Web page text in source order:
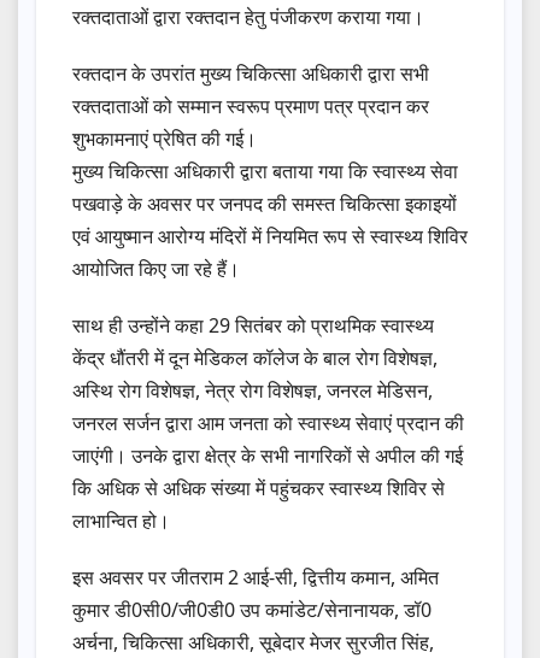
रक्तदाताओं द्वारा रक्तदान हेतु पंजीकरण कराया गया।
रक्तदान के उपरांत मुख्य चिकित्सा अधिकारी द्वारा सभी
रक्तदाताओं को सम्मान स्वरूप प्रमाण पत्र प्रदान कर
शुभकामनाएं प्रेषित की गई।
मुख्य चिकित्सा अधिकारी द्वारा बताया गया कि स्वास्थ्य सेवा
पखवाड़े के अवसर पर जनपद की समस्त चिकित्सा इकाइयों
एवं आयुष्मान आरोग्य मंदिरों में नियमित रूप से स्वास्थ्य शिविर
आयोजित किए जा रहे हैं।
साथ ही उन्होंने कहा 29 सितंबर को प्राथमिक स्वास्थ्य
केंद्र धौंतरी में दून मेडिकल कॉलेज के बाल रोग विशेषज्ञ,
अस्थि रोग विशेषज्ञ, नेत्र रोग विशेषज्ञ, जनरल मेडिसन,
जनरल सर्जन द्वारा आम जनता को स्वास्थ्य सेवाएं प्रदान की
जाएंगी। उनके द्वारा क्षेत्र के सभी नागरिकों से अपील की गई
कि अधिक से अधिक संख्या में पहुंचकर स्वास्थ्य शिविर से
लाभान्वित हो।
इस अवसर पर जीतराम 2 आई-सी, द्वित्तीय कमान, अमित
कुमार डी0सी0/जी0डी0 उप कमांडेट/सेनानायक, डॉ0
अर्चना, चिकित्सा अधिकारी, सूबेदार मेजर सुरजीत सिंह,